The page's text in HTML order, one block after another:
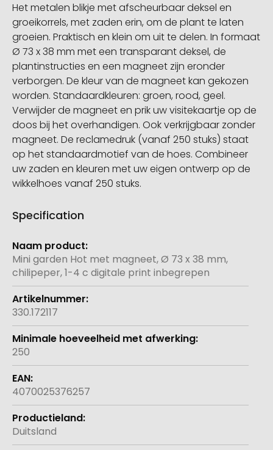
Het metalen blikje met afscheurbaar deksel en
groeikorrels, met zaden erin, om de plant te laten
groeien. Praktisch en klein om uit te delen. In formaat
Ø 73 x 38 mm met een transparant deksel, de
plantinstructies en een magneet zijn eronder
verborgen. De kleur van de magneet kan gekozen
worden. Standaardkleuren: groen, rood, geel.
Verwijder de magneet en prik uw visitekaartje op de
doos bij het overhandigen. Ook verkrijgbaar zonder
magneet. De reclamedruk (vanaf 250 stuks) staat
op het standaardmotief van de hoes. Combineer
uw zaden en kleuren met uw eigen ontwerp op de
wikkelhoes vanaf 250 stuks.
Specification
Meer
informatie
Mini garden Hot met magneet, Ø 73 x 38 mm,
chilipeper, 1-4 c digitale print inbegrepen
330.172117
250
4070025376257
Duitsland